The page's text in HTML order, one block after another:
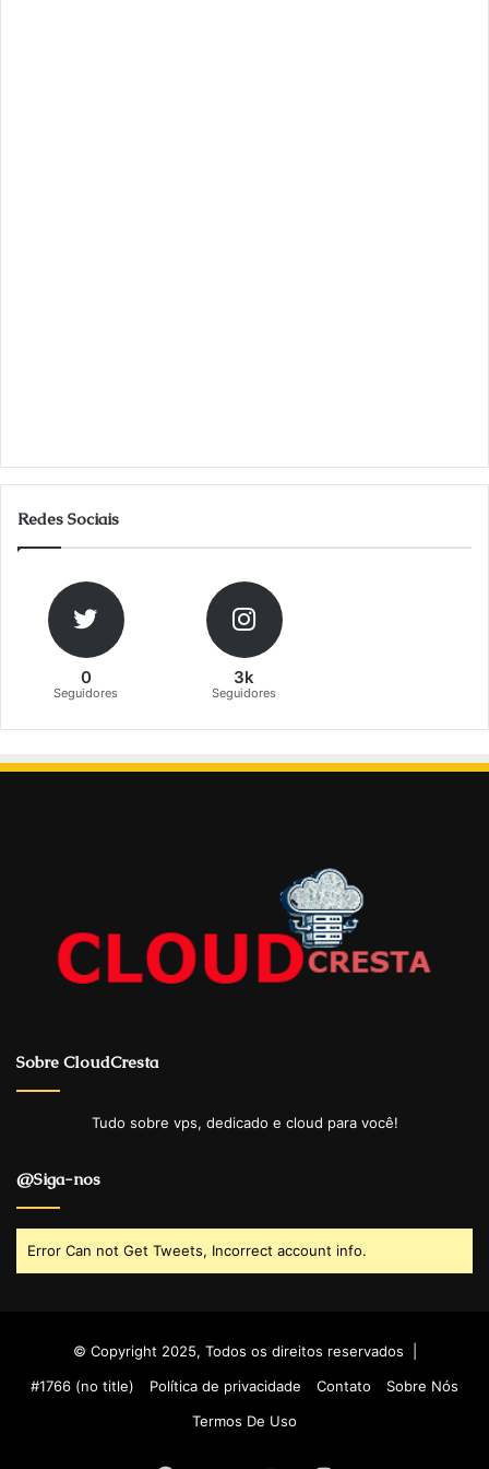
Redes Sociais
0
Seguidores
3k
Seguidores
Sobre CloudCresta
Tudo sobre vps, dedicado e cloud para você!
@Siga-nos
Error Can not Get Tweets, Incorrect account info.
© Copyright 2025, Todos os direitos reservados |
#1766 (no title)
Política de privacidade Contato
Sobre Nós
Termos De Uso